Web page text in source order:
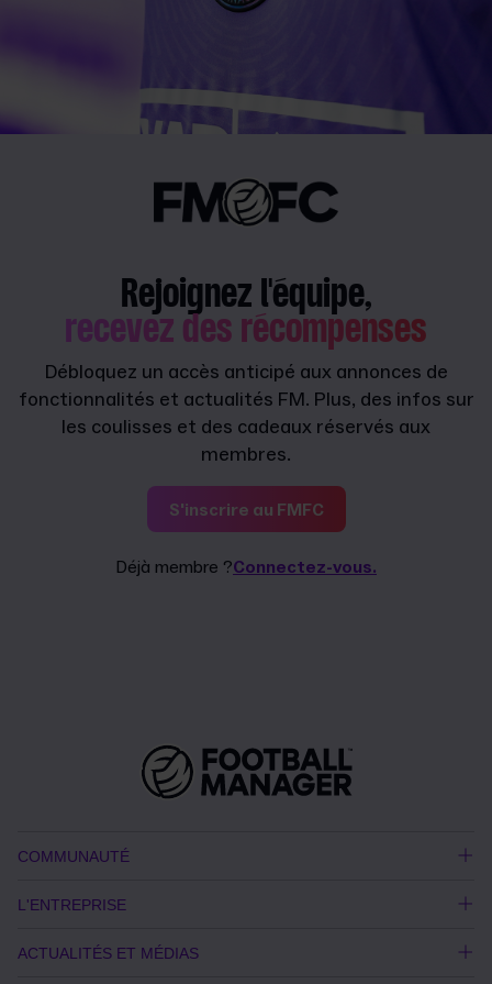
Rejoignez l'équipe,
recevez des récompenses
Débloquez un accès anticipé aux annonces de
fonctionnalités et actualités FM. Plus, des infos sur
les coulisses et des cadeaux réservés aux
membres.
S'inscrire au FMFC
Déjà membre ?Connectez-vous.
COMMUNAUTÉ
L'ENTREPRISE
ACTUALITÉS ET MÉDIAS